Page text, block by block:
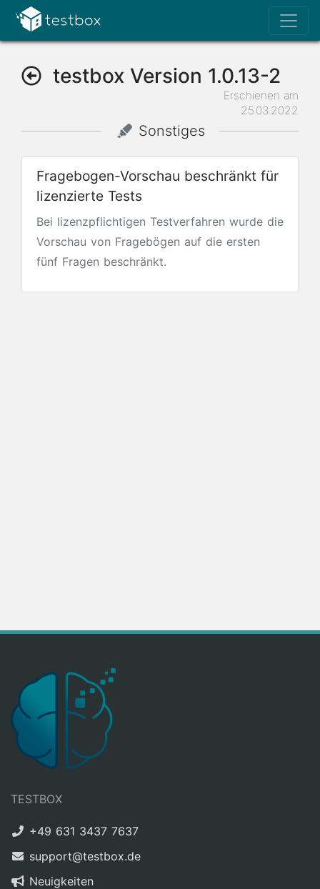
testbox Version 1.0.13-2
Erschienen am
25.03.2022
Sonstiges
Fragebogen-Vorschau beschränkt für
lizenzierte Tests
Bei lizenzpflichtigen Testverfahren wurde die
Vorschau von Fragebögen auf die ersten
fünf Fragen beschränkt.
TESTBOX
+49 631 3437 7637
support@testbox.de
Neuigkeiten